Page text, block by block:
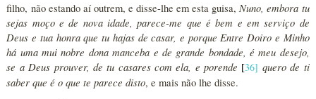
filho, não estando aí outrem, e disse-lhe em esta guisa,Nuno, embora tu
sejas moço e de nova idade, parece-me que é bem e em serviço de
Deus e tua honra que tu hajas de casar, e porque Entre Doiro e Minho
há uma mui nobre dona manceba e de grande bondade, é meu desejo,
se a Deus prouver, de tu casares com ela, e porende [36] quero de ti
saber que é o que te parece disto, e mais não lhe disse.